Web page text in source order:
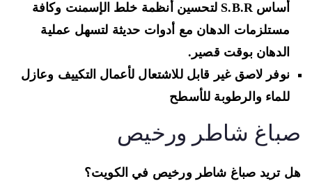
أساسS.B.Rلتحسين أنظمة خلط الإسمنتوكافة
مستلزمات الدهان مع أدوات حديثة لتسهل عملية
الدهان بوقت قصير.
نوفر لاصق غير قابل للاشتعال لأعمال التكييف وعازل
للماء والرطوبة للأسطح
شاطر ورخيص
تريد صباغ شاطر ورخيص في الكويت؟